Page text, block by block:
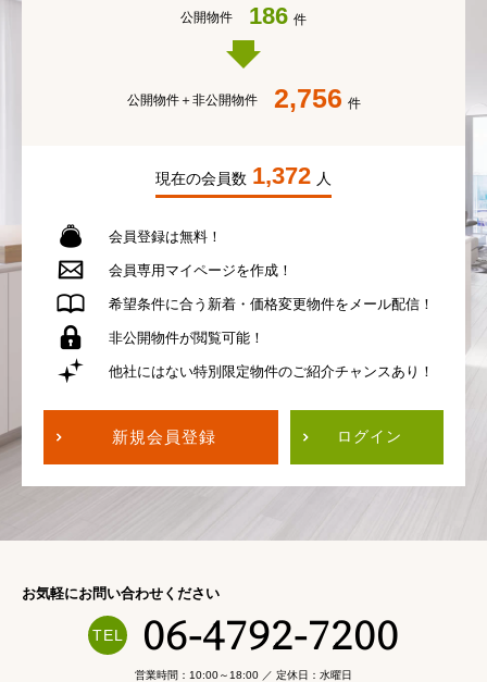
公開物件 186 件
公開物件＋非公開物件 2,756 件
現在の会員数 1,372 人
会員登録は無料！
会員専用マイページを作成！
希望条件に合う 新着・価格変更物件を メール配信！
非公開物件が閲覧可能！
他社にはない特別限定物件のご紹介チャンスあり！
新規会員登録 ログイン
お気軽にお問い合わせください
06-4792-7200
営業時間：10:00～18:00 ／ 定休日：水曜日